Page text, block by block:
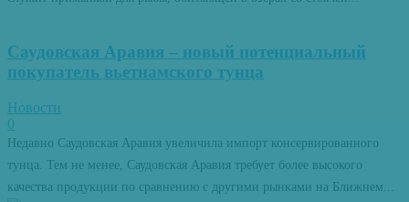
Саудовская Аравия – новый потенциальный
покупатель вьетнамского тунца
Новости
0
Недавно Саудовская Аравия увеличила импорт консервированного
тунца. Тем не менее, Саудовская Аравия требует более высокого
качества продукции по сравнению с другими рынками на Ближнем...